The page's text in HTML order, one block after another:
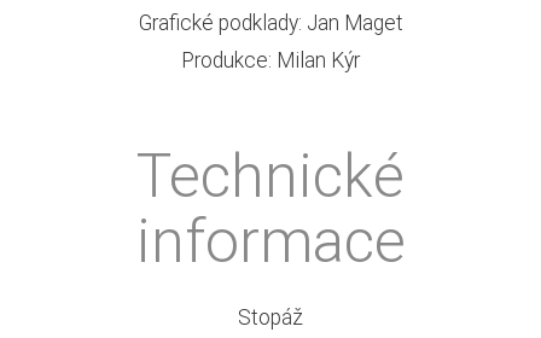
Grafické podklady: Jan Maget
Produkce: Milan Kýr
Technické
informace
Stopáž